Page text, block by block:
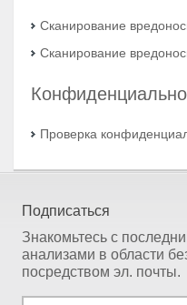
Сканирование
Сканирование
Проверка
Подписаться
Знакомьтесь с
анализами в области
посредством эл. почты.